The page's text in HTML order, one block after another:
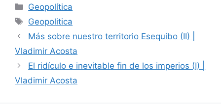
Geopolítica
Geopolitica
Más sobre nuestro territorio Esequibo (II) |
Vladimir Acosta
El ridículo e inevitable fin de los imperios (I) |
Vladimir Acosta